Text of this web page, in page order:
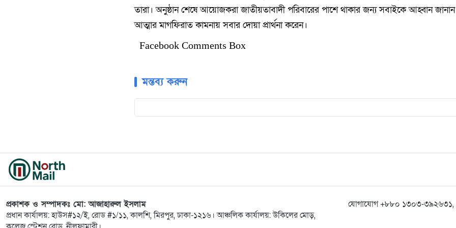
তারা। অনুষ্ঠান শেষে আয়োজকরা জাতীয়তাবাদী পরিবারের পাশে থাকার জন্য সবাইকে আহ্বান
আত্মার মাগফিরাত কামনায় সবার দোয়া প্রার্থনা করেন।
Facebook Comments Box
মন্তব্য করুন
প্রকাশক ও সম্পাদকঃ মো: আজাহারুল ইসলাম
প্রধান কার্যালয়: হাউস#১২/ই, রোড #১/১১, কালশি, মিরপুর, ঢাকা-১২১৬। আঞ্চলিক কার্যালয়: উকিলের মোড়,
যোগাযোগ +৮৮০ ১৩০৩-